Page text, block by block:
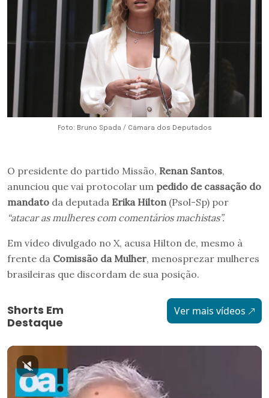
Foto: Bruno Spada / Câmara dos Deputados
O presidente do partido Missão, Renan Santos,
anunciou que vai protocolar um pedido de cassação do
mandato da deputada Erika Hilton (Psol-Sp) por
“atacar as mulheres com comentários machistas”.
Em vídeo divulgado no X, acusa Hilton de, mesmo à
frente da Comissão da Mulher, menosprezar mulheres
brasileiras que discordam de sua posição.
Shorts Em
Destaque
Ver mais vídeos